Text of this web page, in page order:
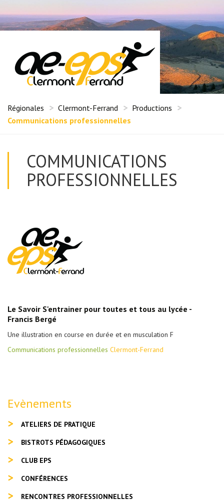
Régionales Clermont-Ferrand
Productions
Communications professionnelles
COMMUNICATIONS
PROFESSIONNELLES
Le Savoir S'entrainer pour toutes et tous au lycée -
Francis Bergé
Une illustration en course en durée et en musculation F
Communications professionnelles Clermont-Ferrand
Evènements
ATELIERS DE PRATIQUE
BISTROTS PÉDAGOGIQUES
CLUB EPS
CONFÉRENCES
RENCONTRES PROFESSIONNELLES